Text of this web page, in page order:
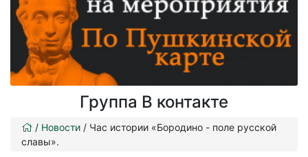
Группа В контакте
/ Новости / Час истории «Бородино - поле русской
славы».